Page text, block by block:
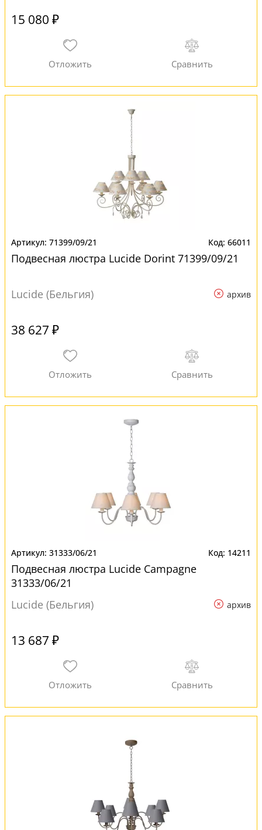
15 080 ₽
71399/09/21 66011
Подвесная люстра Lucide Dorint 71399/09/21
Lucide (Бельгия) архив
38 627 ₽
31333/06/21 14211
Подвесная люстра Lucide Campagne
31333/06/21
Lucide (Бельгия)
архив
13 687 ₽